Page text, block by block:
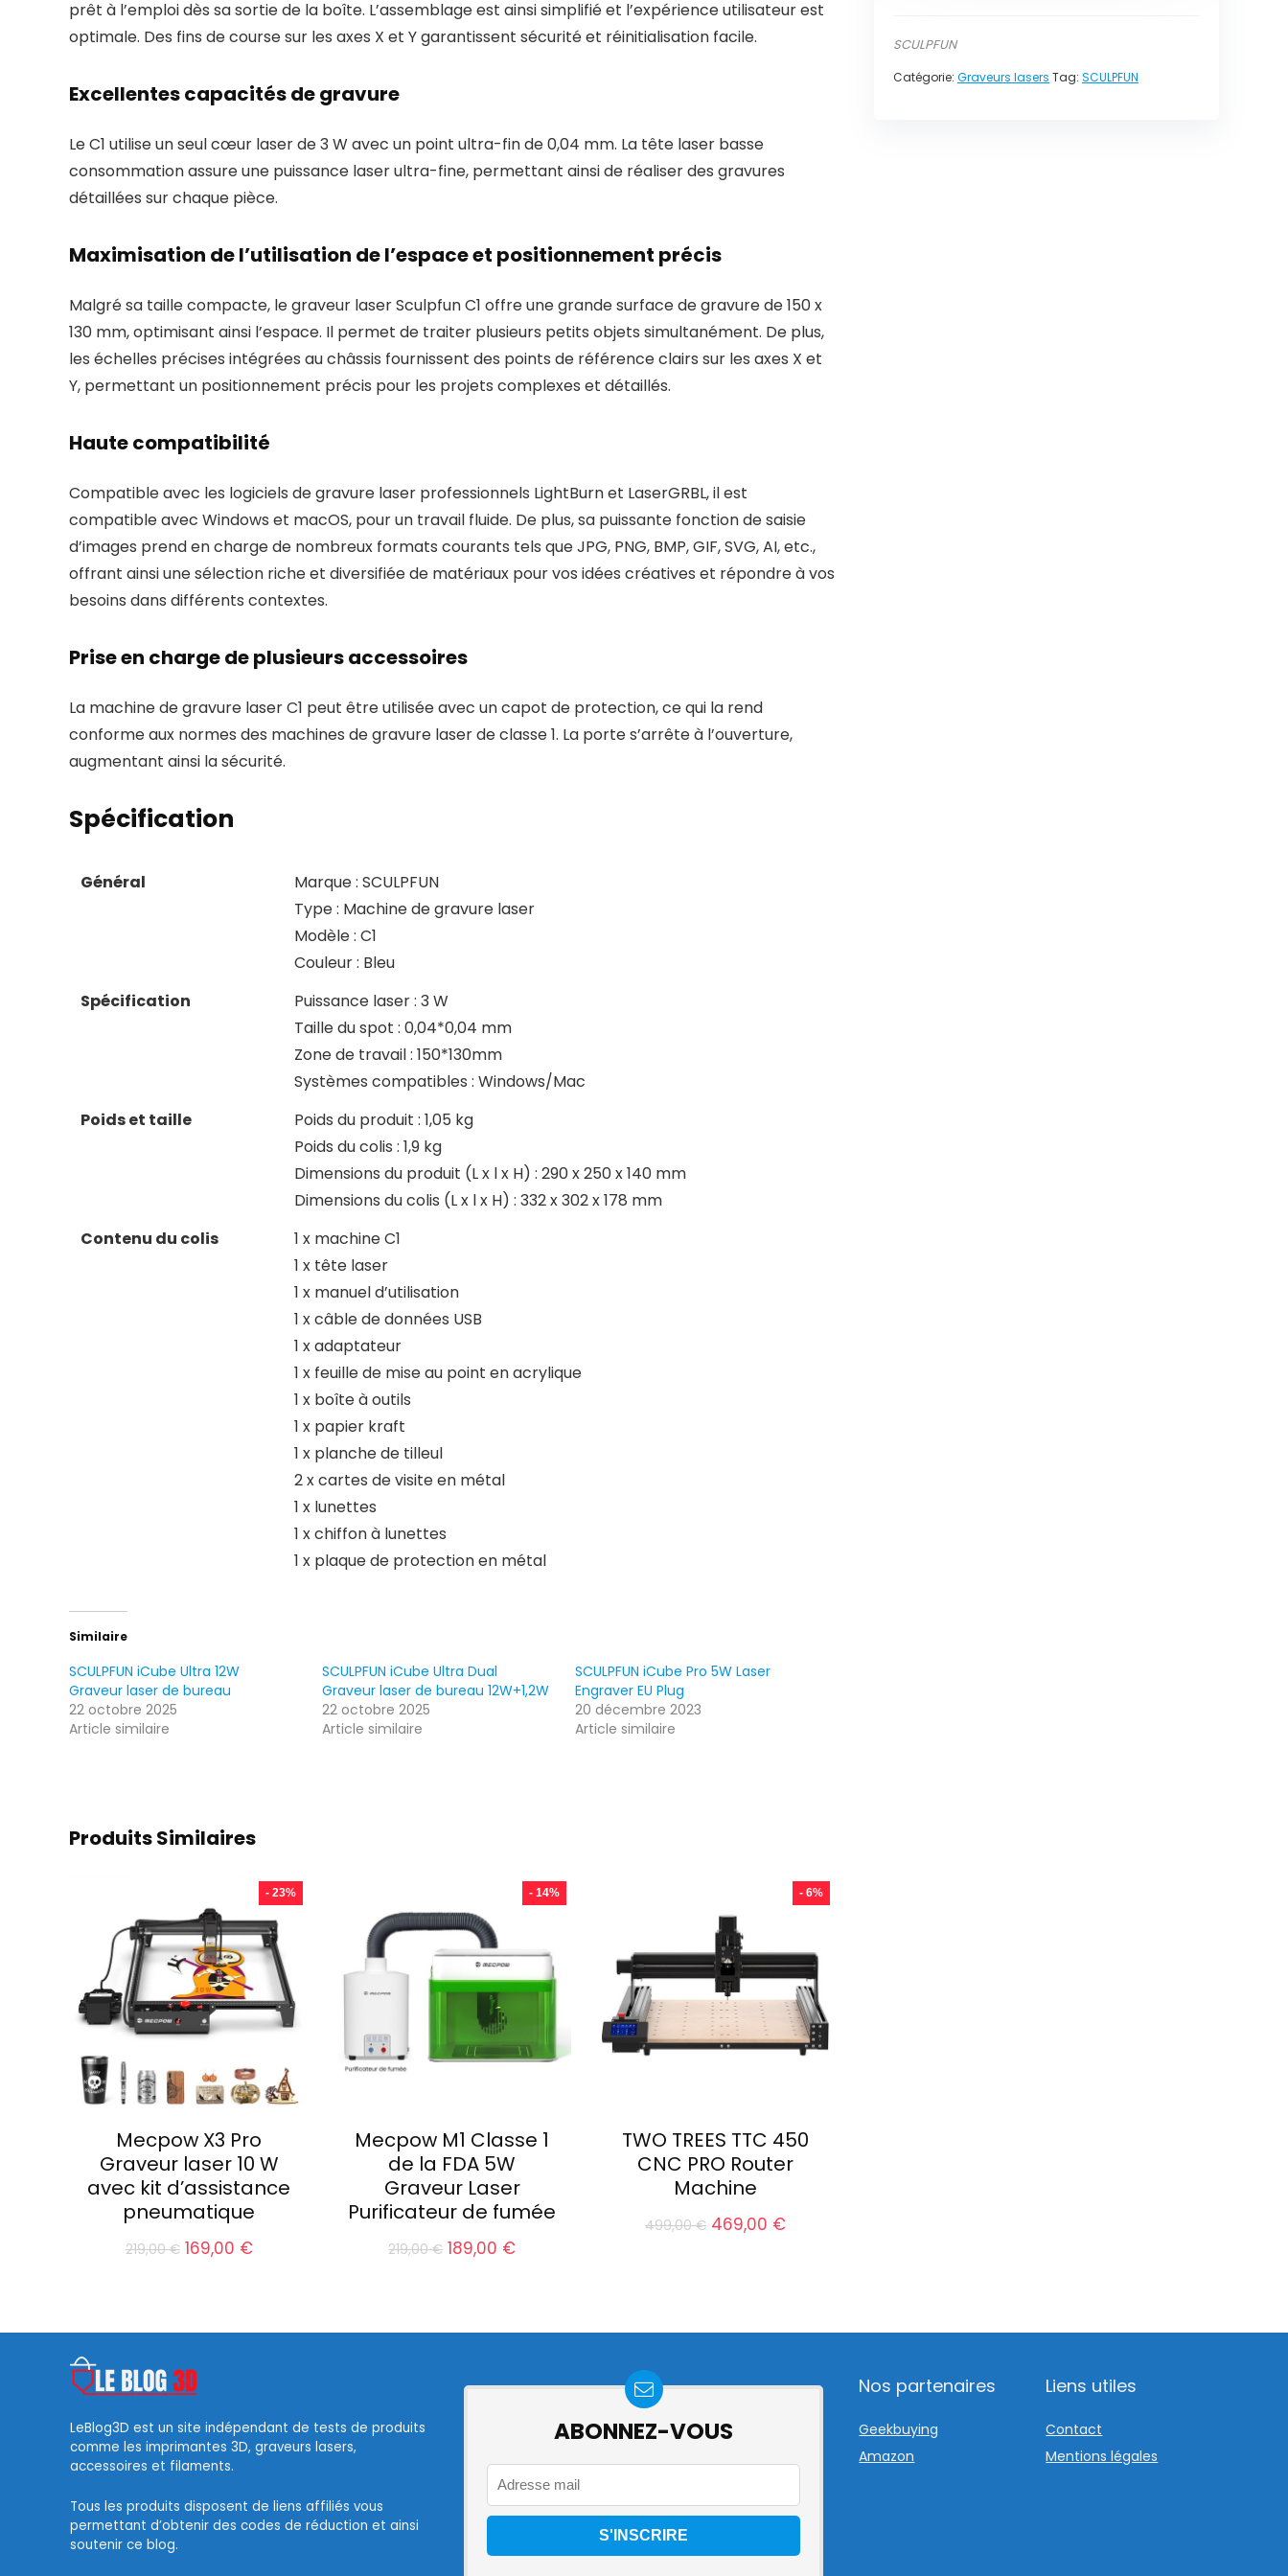
SCULPFUN
Catégorie: Graveurs lasers Tag: SCULPFUN
prêt à l’emploi dès sa sortie de la boîte. L’assemblage est ainsi simplifié et l’expérience utilisateur est
optimale. Des fins de course sur les axes X et Y garantissent sécurité et réinitialisation facile.
Excellentes capacités de gravure
Le C1 utilise un seul cœur laser de 3 W avec un point ultra-fin de 0,04 mm. La tête laser basse
consommation assure une puissance laser ultra-fine, permettant ainsi de réaliser des gravures
détaillées sur chaque pièce.
Maximisation de l’utilisation de l’espace et positionnement précis
Malgré sa taille compacte, le graveur laser Sculpfun C1 offre une grande surface de gravure de 150 x
130 mm, optimisant ainsi l’espace. Il permet de traiter plusieurs petits objets simultanément. De plus,
les échelles précises intégrées au châssis fournissent des points de référence clairs sur les axes X et
Y, permettant un positionnement précis pour les projets complexes et détaillés.
Haute compatibilité
Compatible avec les logiciels de gravure laser professionnels LightBurn et LaserGRBL, il est
compatible avec Windows et macOS, pour un travail fluide. De plus, sa puissante fonction de saisie
d’images prend en charge de nombreux formats courants tels que JPG, PNG, BMP, GIF, SVG, AI, etc.,
offrant ainsi une sélection riche et diversifiée de matériaux pour vos idées créatives et répondre à vos
besoins dans différents contextes.
Prise en charge de plusieurs accessoires
La machine de gravure laser C1 peut être utilisée avec un capot de protection, ce qui la rend
conforme aux normes des machines de gravure laser de classe 1. La porte s’arrête à l’ouverture,
augmentant ainsi la sécurité.
Spécification
Général
Marque : SCULPFUN
Type : Machine de gravure laser
Modèle : C1
Couleur : Bleu
Spécification
Puissance laser : 3 W
Taille du spot : 0,04*0,04 mm
Zone de travail : 150*130mm
Systèmes compatibles : Windows/Mac
Poids et taille
Poids du produit : 1,05 kg
Poids du colis : 1,9 kg
Dimensions du produit (L x l x H) : 290 x 250 x 140 mm
Dimensions du colis (L x l x H) : 332 x 302 x 178 mm
Contenu du colis
1 x machine C1
1 x tête laser
1 x manuel d’utilisation
1 x câble de données USB
1 x adaptateur
1 x feuille de mise au point en acrylique
1 x boîte à outils
1 x papier kraft
1 x planche de tilleul
2 x cartes de visite en métal
1 x lunettes
1 x chiffon à lunettes
1 x plaque de protection en métal
Similaire
SCULPFUN iCube Ultra 12W
Graveur laser de bureau
22 octobre 2025
Article similaire
SCULPFUN iCube Ultra Dual
Graveur laser de bureau 12W+1,2W
22 octobre 2025
Article similaire
SCULPFUN iCube Pro 5W Laser
Engraver EU Plug
20 décembre 2023
Article similaire
Produits Similaires
- 23%
Mecpow X3 Pro
Graveur laser 10 W
avec kit d’assistance
pneumatique
219,00€ Le
169,00 €Le
- 14%
Mecpow M1 Classe 1
de la FDA 5W
Graveur Laser
Purificateur de fumée
219,00€ Le
189,00 €Le
- 6%
TWO TREES TTC 450
CNC PRO Router
Machine
499,00€ Le
469,00 €Le
LeBlog3D est un site indépendant de tests de produits
comme les imprimantes 3D, graveurs lasers,
accessoires et filaments.
Tous les produits disposent de liens affiliés vous
permettant d’obtenir des codes de réduction et ainsi
soutenir ce blog.
ABONNEZ-VOUS
Nos partenaires
Geekbuying
Amazon
Liens utiles
Contact
Mentions légales